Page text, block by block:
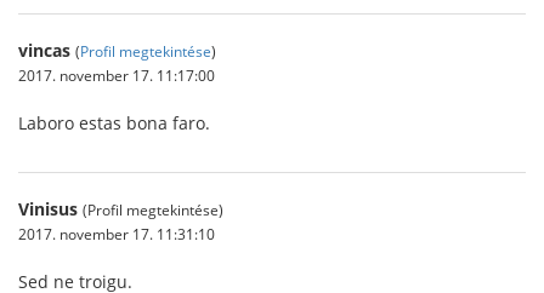
vincas (Profil megtekintése)
2017. november 17. 11:17:00
Laboro estas bona faro.
Vinisus (Profil megtekintése)
2017. november 17. 11:31:10
Sed ne troigu.